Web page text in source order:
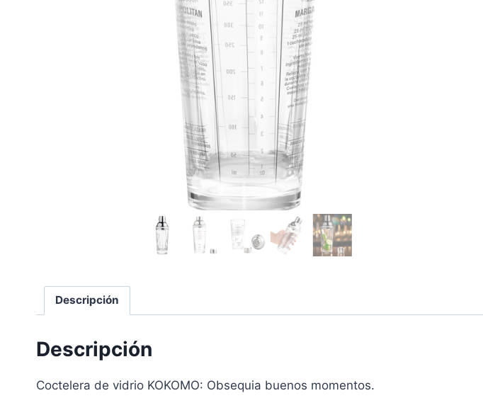
Descripción
Descripción
Coctelera de vidrio KOKOMO: Obsequia buenos momentos.